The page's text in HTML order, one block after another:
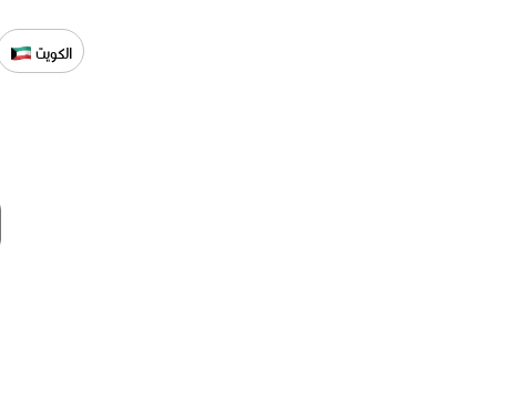
الكويت